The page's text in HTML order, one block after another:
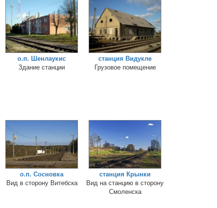
о.п. Шенлаукис
Здание станции
станция Видукле
Грузовое помещение
о.п. Сосновка
Вид в сторону Витебска
станция Крынки
Вид на станцию в сторону
Смоленска